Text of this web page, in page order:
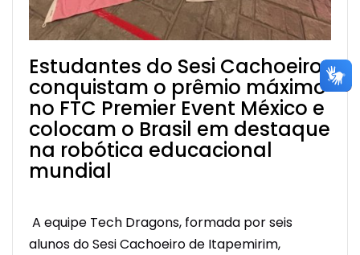
Estudantes do Sesi Cachoeiro
conquistam o prêmio máximo
no FTC Premier Event México e
colocam o Brasil em destaque
na robótica educacional
mundial
A equipe Tech Dragons, formada por seis
alunos do Sesi Cachoeiro de Itapemirim,